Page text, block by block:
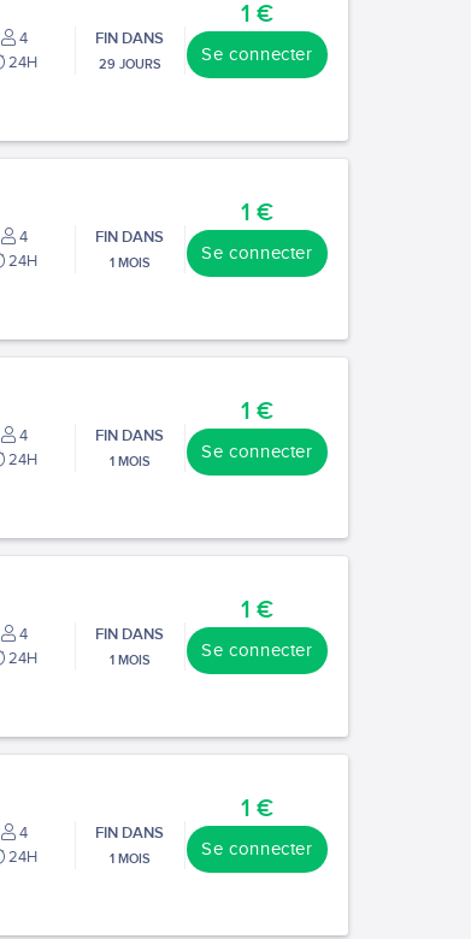
4
24H
FIN DANS
29 JOURS
1 €
Se connecter
4
24H
FIN DANS
1 MOIS
1 €
Se connecter
4
24H
FIN DANS
1 MOIS
1 €
Se connecter
4
24H
FIN DANS
1 MOIS
1 €
Se connecter
4
24H
FIN DANS
1 MOIS
1 €
Se connecter